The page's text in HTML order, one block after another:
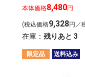
本体価格8,480円
(税込価格9,328円／
在庫： 残りあと 3
限定品 送料込み